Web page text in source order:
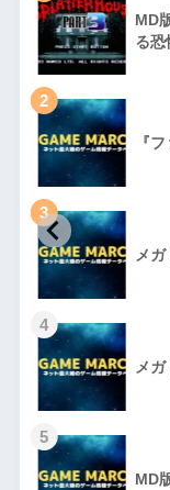
MD
る恐
2
『
3
メガ
4
メガ
5
MD